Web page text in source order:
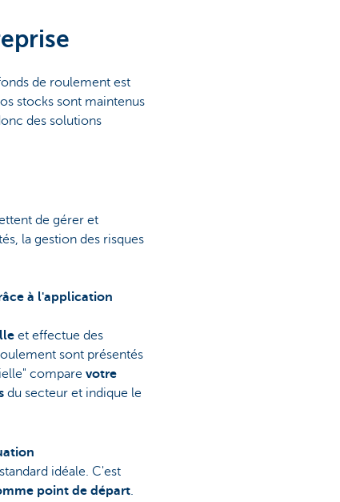
de roulement est
stocks sont maintenus
des solutions
de gérer et
la gestion des risques
à l'application
et effectue des
sont présentés
compare votre
du secteur et indique le
idéale. C'est
point de départ.